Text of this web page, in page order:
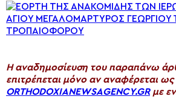
H αναδημοσίευση του παραπάνω
επιτρέπεται μόνο αν αναφέρεται
ORTHODOXIANEWSAGENCY.GRμε